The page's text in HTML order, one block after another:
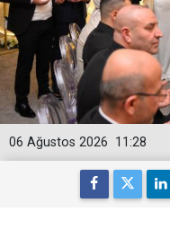
11:28
06 Ağustos 2026